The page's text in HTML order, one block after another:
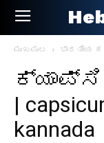
ಮುಖಪುಟ ಭಾರತೀಯ
|
kannada